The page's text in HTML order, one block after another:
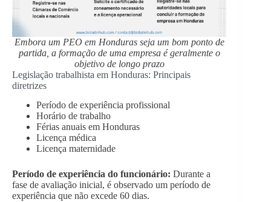
Embora um PEO em Honduras seja um bom ponto de
partida, a formação de uma empresa é geralmente o
objetivo de longo prazo
Legislação trabalhista em Honduras: Principais
diretrizes
Período de experiência profissional
Horário de trabalho
Férias anuais em Honduras
Licença médica
Licença maternidade
Período de experiência do funcionário: Durante a
fase de avaliação inicial, é observado um período de
experiência que não excede 60 dias.